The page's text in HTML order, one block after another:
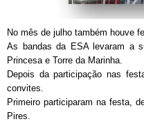
No mês de julho também houve
As bandas da ESA levaram a
Princesa e Torre da Marinha.
Depois da participação nas
convites.
Primeiro participaram na festa,
Pires.